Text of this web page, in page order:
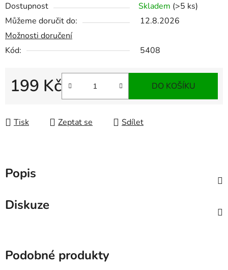
Dostupnost Skladem (>5 ks)
Můžeme doručit do:
12.8.2026
Možnosti doručení
Kód:
5408
199 Kč DO KOŠÍKU
Tisk Zeptat se Sdílet
Popis
Diskuze
Podobné produkty